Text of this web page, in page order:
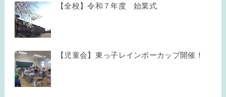
【全校】令和７年度 始業式
【児童会】東っ子レインボーカップ開催！